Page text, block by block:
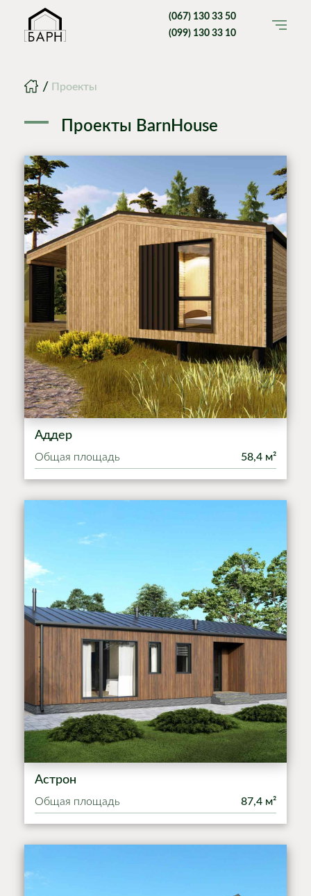
(067) 130 33 50
(099) 130 33 10
ГлавнаяПроекты
Проекты BarnHouse
Аддер
Общая площадь 58,4 м²
Астрон
Общая площадь 87,4 м²